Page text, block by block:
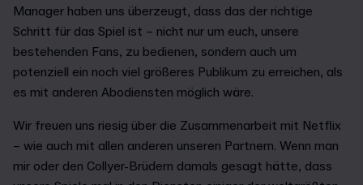
Manager haben uns überzeugt, dass das der richtige
Schritt für das Spiel ist – nicht nur um euch, unsere
bestehenden Fans, zu bedienen, sondern auch um
potenziell ein noch viel größeres Publikum zu erreichen, als
es mit anderen Abodiensten möglich wäre.
Wir freuen uns riesig über die Zusammenarbeit mit Netflix
– wie auch mit allen anderen unseren Partnern. Wenn man
mir oder den Collyer-Brüdern damals gesagt hätte, dass